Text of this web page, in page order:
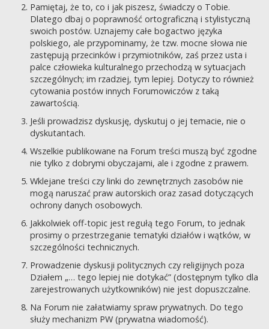
Pamiętaj, że to, co i jak piszesz, świadczy o Tobie.
Dlatego dbaj o poprawność ortograficzną i stylistyczną
swoich postów. Uznajemy całe bogactwo języka
polskiego, ale przypominamy, że tzw. mocne słowa nie
zastępują przecinków i przymiotników, zaś przez usta i
palce człowieka kulturalnego przechodzą w sytuacjach
szczególnych; im rzadziej, tym lepiej. Dotyczy to również
cytowania postów innych Forumowiczów z taką
zawartością.
Jeśli prowadzisz dyskusję, dyskutuj o jej temacie, nie o
dyskutantach.
Wszelkie publikowane na Forum treści muszą być zgodne
nie tylko z dobrymi obyczajami, ale i zgodne z prawem.
Wklejane treści czy linki do zewnętrznych zasobów nie
mogą naruszać praw autorskich oraz zasad dotyczących
ochrony danych osobowych.
Jakkolwiek off-topic jest regułą tego Forum, to jednak
prosimy o przestrzeganie tematyki działów i wątków, w
szczególności technicznych.
Prowadzenie dyskusji politycznych czy religijnych poza
Działem „… tego lepiej nie dotykać” (dostępnym tylko dla
zarejestrowanych użytkowników) nie jest dopuszczalne.
Na Forum nie załatwiamy spraw prywatnych. Do tego
służy mechanizm PW (prywatna wiadomość).